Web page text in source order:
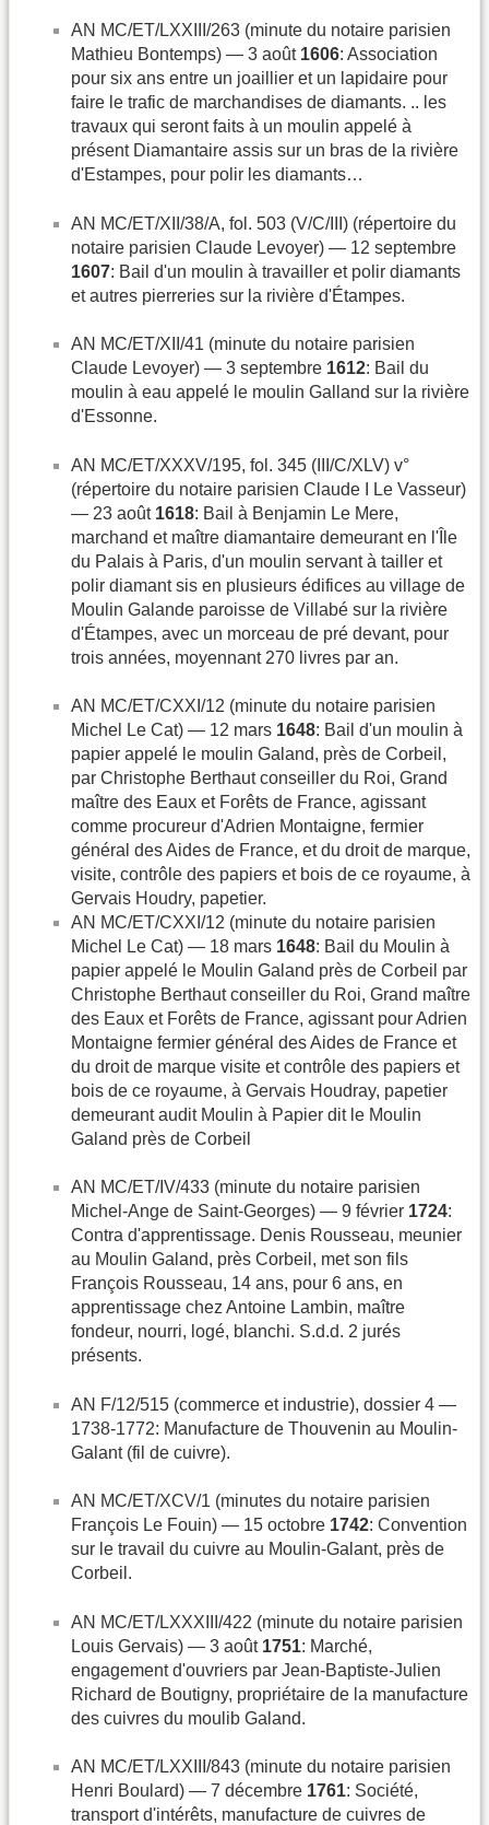
AN MC/ET/LXXIII/263 (minute du notaire parisien
Mathieu Bontemps) — 3 août 1606: Association
pour six ans entre un joaillier et un lapidaire pour
faire le trafic de marchandises de diamants. .. les
travaux qui seront faits à un moulin appelé à
présent Diamantaire assis sur un bras de la rivière
d'Estampes, pour polir les diamants…
AN MC/ET/XII/38/A, fol. 503 (V/C/III) (répertoire du
notaire parisien Claude Levoyer) — 12 septembre
1607: Bail d'un moulin à travailler et polir diamants
et autres pierreries sur la rivière d'Étampes.
AN MC/ET/XII/41 (minute du notaire parisien
Claude Levoyer) — 3 septembre 1612: Bail du
moulin à eau appelé le moulin Galland sur la rivière
d'Essonne.
AN MC/ET/XXXV/195, fol. 345 (III/C/XLV) v°
(répertoire du notaire parisien Claude I Le Vasseur)
— 23 août 1618: Bail à Benjamin Le Mere,
marchand et maître diamantaire demeurant en l'Île
du Palais à Paris, d'un moulin servant à tailler et
polir diamant sis en plusieurs édifices au village de
Moulin Galande paroisse de Villabé sur la rivière
d'Étampes, avec un morceau de pré devant, pour
trois années, moyennant 270 livres par an.
AN MC/ET/CXXI/12 (minute du notaire parisien
Michel Le Cat) — 12 mars 1648: Bail d'un moulin à
papier appelé le moulin Galand, près de Corbeil,
par Christophe Berthaut conseiller du Roi, Grand
maître des Eaux et Forêts de France, agissant
comme procureur d'Adrien Montaigne, fermier
général des Aides de France, et du droit de marque,
visite, contrôle des papiers et bois de ce royaume, à
Gervais Houdry, papetier.
AN MC/ET/CXXI/12 (minute du notaire parisien
Michel Le Cat) — 18 mars 1648: Bail du Moulin à
papier appelé le Moulin Galand près de Corbeil par
Christophe Berthaut conseiller du Roi, Grand maître
des Eaux et Forêts de France, agissant pour Adrien
Montaigne fermier général des Aides de France et
du droit de marque visite et contrôle des papiers et
bois de ce royaume, à Gervais Houdray, papetier
demeurant audit Moulin à Papier dit le Moulin
Galand près de Corbeil
AN MC/ET/IV/433 (minute du notaire parisien
Michel-Ange de Saint-Georges) — 9 février 1724:
Contra d'apprentissage. Denis Rousseau, meunier
au Moulin Galand, près Corbeil, met son fils
François Rousseau, 14 ans, pour 6 ans, en
apprentissage chez Antoine Lambin, maître
fondeur, nourri, logé, blanchi. S.d.d. 2 jurés
présents.
AN F/12/515 (commerce et industrie), dossier 4 —
1738-1772: Manufacture de Thouvenin au Moulin-
Galant (fil de cuivre).
AN MC/ET/XCV/1 (minutes du notaire parisien
François Le Fouin) — 15 octobre 1742: Convention
sur le travail du cuivre au Moulin-Galant, près de
Corbeil.
AN MC/ET/LXXXIII/422 (minute du notaire parisien
Louis Gervais) — 3 août 1751: Marché,
engagement d'ouvriers par Jean-Baptiste-Julien
Richard de Boutigny, propriétaire de la manufacture
des cuivres du moulib Galand.
AN MC/ET/LXXIII/843 (minute du notaire parisien
Henri Boulard) — 7 décembre 1761: Société,
transport d'intérêts, manufacture de cuivres de